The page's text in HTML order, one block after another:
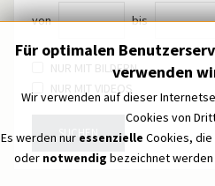
von bis
NUR MIT BILDERN
NUR MIT VIDEOS
SUCHEN
Für optimalen
verwenden
Wir verwenden auf dieser
Cookies von
Es werden nur essenzielle Cookies, die
oder notwendig bezeichnet